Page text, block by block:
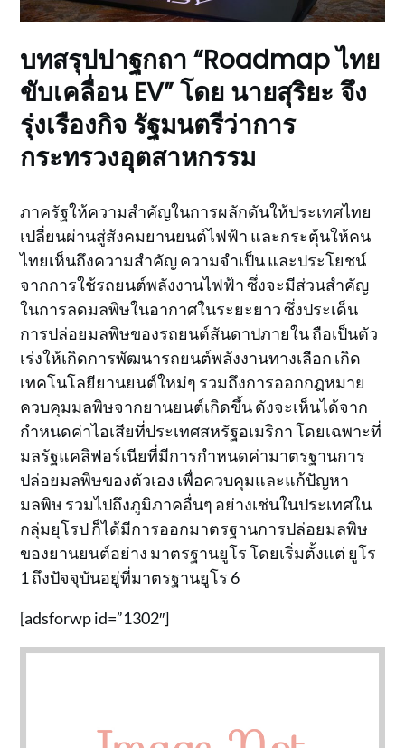
บทสรุปปาฐกถา “Roadmap ไทย
ขับเคลื่อน EV” โดย นายสุริยะ จึง
รุ่งเรืองกิจ รัฐมนตรีว่าการ
กระทรวงอุตสาหกรรม
ภาครัฐให้ความสำคัญในการผลักดันให้ประเทศไทย
เปลี่ยนผ่านสู่สังคมยานยนต์ไฟฟ้า และกระตุ้นให้คน
ไทยเห็นถึงความสำคัญ ความจำเป็น และประโยชน์
จากการใช้รถยนต์พลังงานไฟฟ้า ซึ่งจะมีส่วนสำคัญ
ในการลดมลพิษในอากาศในระยะยาว ซึ่งประเด็น
การปล่อยมลพิษของรถยนต์สันดาปภายใน ถือเป็นตัว
เร่งให้เกิดการพัฒนารถยนต์พลังงานทางเลือก เกิด
เทคโนโลยียานยนต์ใหม่ๆ รวมถึงการออกกฎหมาย
ควบคุมมลพิษจากยานยนต์เกิดขึ้น ดังจะเห็นได้จาก
กำหนดค่าไอเสียที่ประเทศสหรัฐอเมริกา โดยเฉพาะที่
มลรัฐแคลิฟอร์เนียที่มีการกำหนดค่ามาตรฐานการ
ปล่อยมลพิษของตัวเอง เพื่อควบคุมและแก้ปัญหา
มลพิษ รวมไปถึงภูมิภาคอื่นๆ อย่างเช่นในประเทศใน
กลุ่มยุโรป ก็ได้มีการออกมาตรฐานการปล่อยมลพิษ
ของยานยนต์อย่าง มาตรฐานยูโร โดยเริ่มตั้งแต่ ยูโร
1 ถึงปัจจุบันอยู่ที่มาตรฐานยูโร 6
[adsforwp id=”1302″]